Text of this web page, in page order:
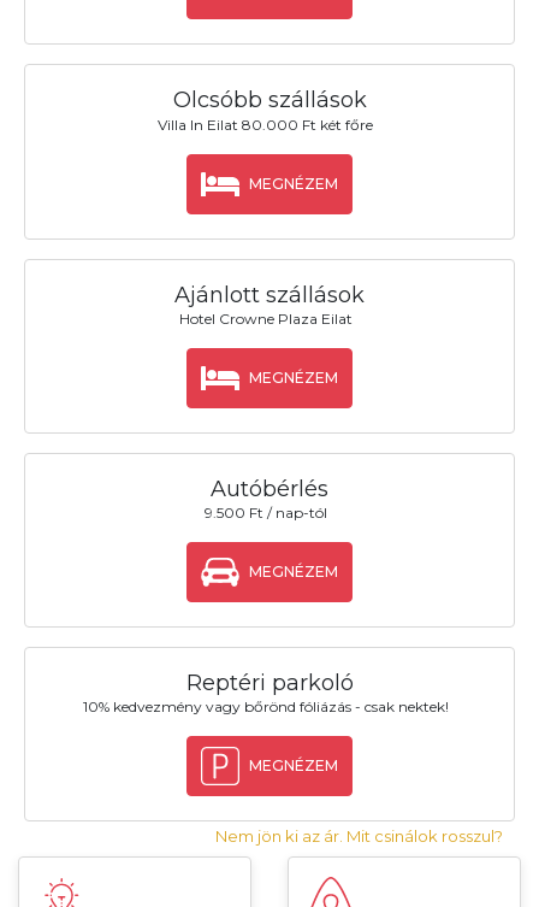
Olcsóbb szállások
Villa In Eilat 80.000 Ft két főre
MEGNÉZEM
Ajánlott szállások
Hotel Crowne Plaza Eilat
MEGNÉZEM
Autóbérlés
9.500 Ft / nap-tól
MEGNÉZEM
Reptéri parkoló
10% kedvezmény vagy bőrönd fóliázás - csak nektek!
MEGNÉZEM
Nem jön ki az ár. Mit csinálok rosszul?